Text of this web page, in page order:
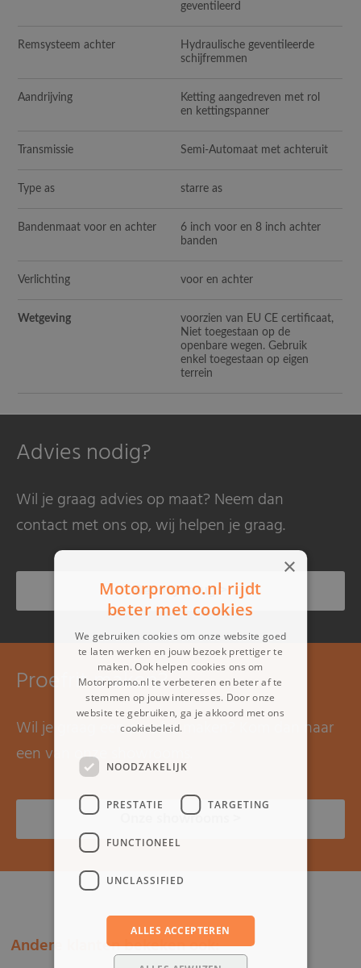
geventileerd
Remsysteem achter
Hydraulische geventileerde
schijfremmen
Aandrijving
Ketting aangedreven met rol
en kettingspanner
Transmissie Semi-Automaat met achteruit
Type as starre as
Bandenmaat voor en achter
6 inch voor en 8 inch achter
banden
Verlichting voor en achter
Wetgeving
voorzien van EU CE certificaat,
Niet toegestaan op de
openbare wegen. Gebruik
enkel toegestaan op eigen
terrein
Advies nodig?
Wil je graag advies op maat? Neem dan
contact met ons op, wij helpen je graag.
Bel mij terug >
Proefrit maken?
Wil je graag een proefrit maken? Kom dan naar
een van onze showrooms.
Onze showrooms >
Andere klanten bekeken ook:
×
Motorpromo.nl rijdt
beter met cookies
We gebruiken cookies om onze website goed
te laten werken en jouw bezoek prettiger te
maken. Ook helpen cookies ons om
Motorpromo.nl te verbeteren en beter af te
stemmen op jouw interesses. Door onze
website te gebruiken, ga je akkoord met ons
cookiebeleid.
NOODZAKELIJK
PRESTATIE TARGETING
FUNCTIONEEL
UNCLASSIFIED
ALLES ACCEPTEREN